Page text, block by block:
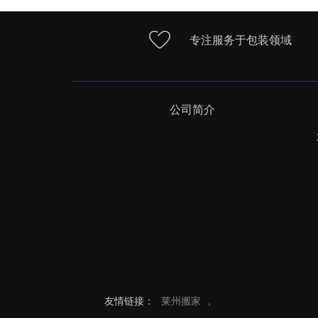
专注服务于包装领域
公司简介
友情链接： 莱州搬家 ,